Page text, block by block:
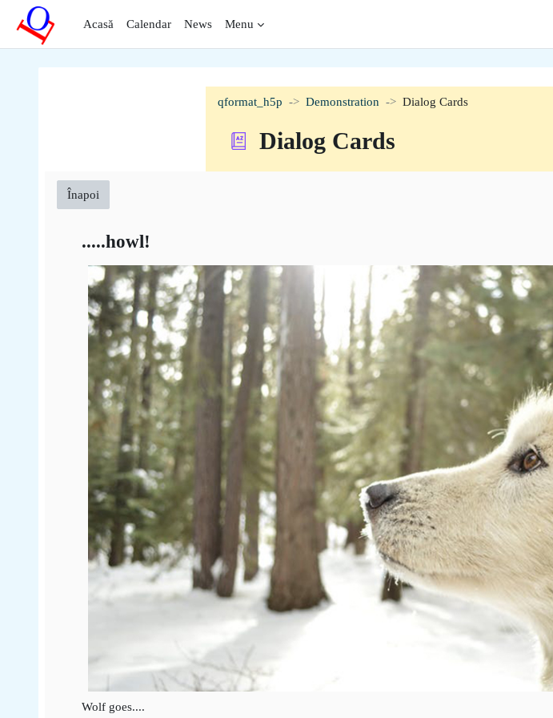
Sari la conţinutul principal
Acasă
Calendar News Menu
qformat_h5p Demonstration Dialog Cards
Dialog Cards
Înapoi
.....howl!
Wolf goes....